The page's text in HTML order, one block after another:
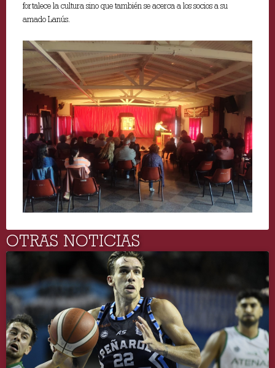
fortalece la cultura sino que también se acerca a los socios a su
amado Lanús.
OTRAS NOTICIAS